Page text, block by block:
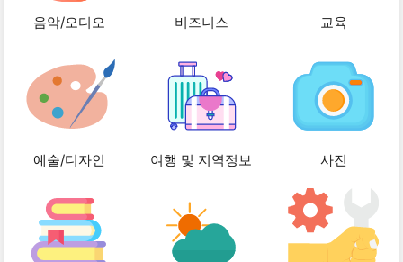
음악/오디오 비즈니스 교육
예술/디자인 여행 및 지역정보 사진